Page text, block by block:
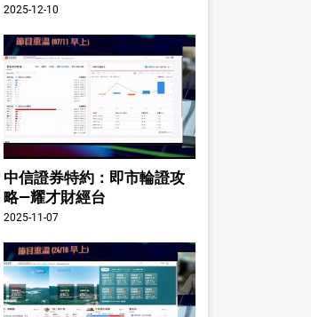
2025-12-10
中信證券特約：即市輪證攻
略—耀才財經台
2025-11-07